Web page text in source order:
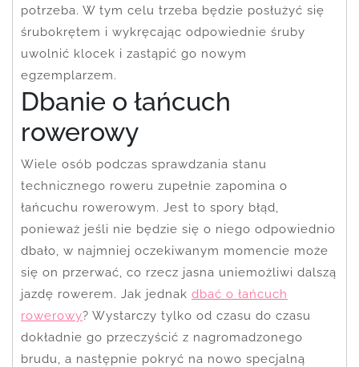
potrzeba. W tym celu trzeba będzie posłużyć się
śrubokrętem i wykręcając odpowiednie śruby
uwolnić klocek i zastąpić go nowym
egzemplarzem.
Dbanie o łańcuch
rowerowy
Wiele osób podczas sprawdzania stanu
technicznego roweru zupełnie zapomina o
łańcuchu rowerowym. Jest to spory błąd,
ponieważ jeśli nie będzie się o niego odpowiednio
dbało, w najmniej oczekiwanym momencie może
się on przerwać, co rzecz jasna uniemożliwi dalszą
jazdę rowerem. Jak jednak dbać o łańcuch
rowerowy? Wystarczy tylko od czasu do czasu
dokładnie go przeczyścić z nagromadzonego
brudu, a następnie pokryć na nowo specjalną